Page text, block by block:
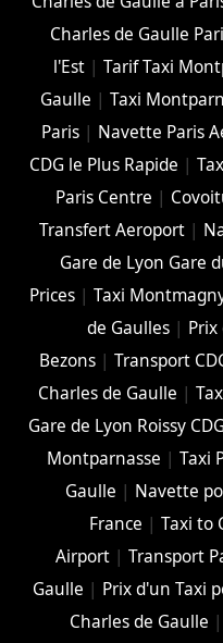
Charles de Gaulle
l'Est| Tarif Taxi
Gaulle | Taxi
Paris | Navette Paris
CDG le Plus Rapide |
Paris Centre |
Transfert Aeroport |
Gare de Lyon Gare
Prices |Taxi
de Gaulles | Prix
Bezons |Transport
Charles de Gaulle |
Gare de Lyon Roissy CDG
Montparnasse |Taxi
Gaulle | Navette
France | Taxi to
Airport |Transport
Gaulle | Prix d'un Taxi
Charles de Gaulle |